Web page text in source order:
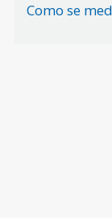
Como se